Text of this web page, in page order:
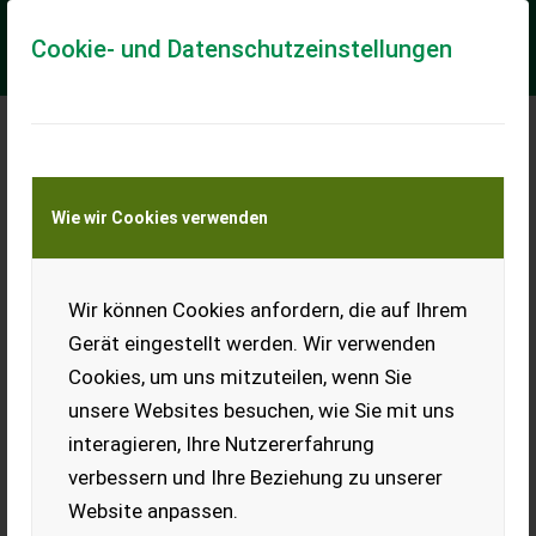
Cookie- und Datenschutzeinstellungen
Wie wir Cookies verwenden
Wir können Cookies anfordern, die auf Ihrem
Gerät eingestellt werden. Wir verwenden
Cookies, um uns mitzuteilen, wenn Sie
unsere Websites besuchen, wie Sie mit uns
interagieren, Ihre Nutzererfahrung
verbessern und Ihre Beziehung zu unserer
Website anpassen.
Meine Transportkostenanfrage
Transport von Land- und Baumaschinen –
KEINE Tiertransporte
Cangini Böschungslöffel
CANGINI Böschungslöffel mit Abzugskante, Aufnahme S 50
L=1600 mm - 8 Grad
EUR 1.800